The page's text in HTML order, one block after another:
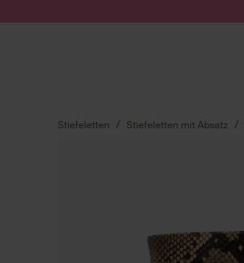
Stiefeletten Stiefeletten mit Absatz